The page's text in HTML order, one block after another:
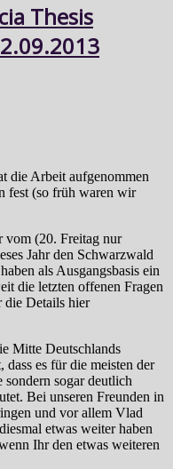
Thesis
die Arbeit aufgenommen
fest (so früh waren wir
vom (20. Freitag nur
Jahr den Schwarzwald
als Ausgangsbasis ein
die letzten offenen Fragen
die Details hier
Mitte Deutschlands
es für die meisten der
sondern sogar deutlich
Bei unseren Freunden in
und vor allem Vlad
etwas weiter haben
Ihr den etwas weiteren